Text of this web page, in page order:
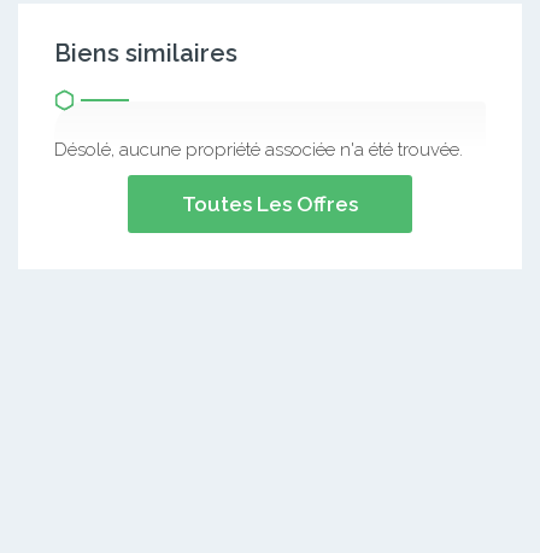
Biens similaires
Désolé, aucune propriété associée n'a été trouvée.
Toutes Les Offres